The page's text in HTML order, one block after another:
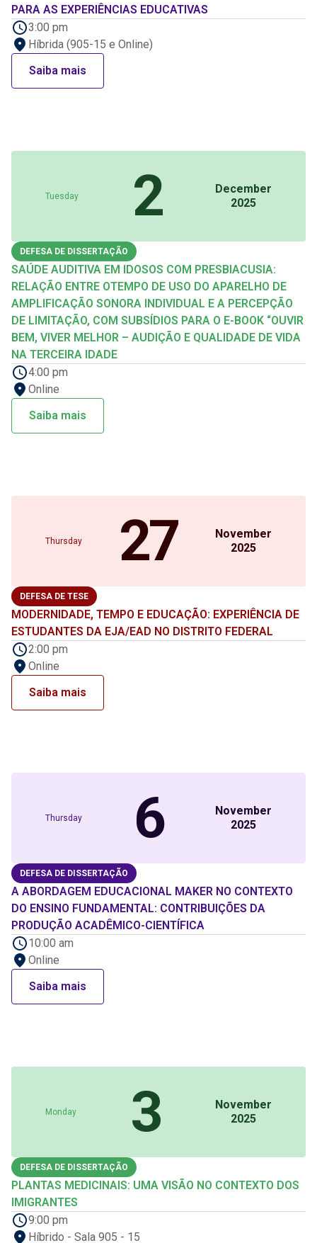
PARA AS EXPERIÊNCIAS EDUCATIVAS
3:00 pm
Híbrida (905-15 e Online)
Saiba mais
Tuesday 2
December
2025
DEFESA DE DISSERTAÇÃO
SAÚDE AUDITIVA EM IDOSOS COM PRESBIACUSIA:
RELAÇÃO ENTRE OTEMPO DE USO DO APARELHO DE
AMPLIFICAÇÃO SONORA INDIVIDUAL E A PERCEPÇÃO
DE LIMITAÇÃO, COM SUBSÍDIOS PARA O E-BOOK “OUVIR
BEM, VIVER MELHOR – AUDIÇÃO E QUALIDADE DE VIDA
NA TERCEIRA IDADE
4:00 pm
Online
Saiba mais
Thursday 27
November
2025
DEFESA DE TESE
MODERNIDADE, TEMPO E EDUCAÇÃO: EXPERIÊNCIA DE
ESTUDANTES DA EJA/EAD NO DISTRITO FEDERAL
2:00 pm
Online
Saiba mais
Thursday 6
November
2025
DEFESA DE DISSERTAÇÃO
A ABORDAGEM EDUCACIONAL MAKER NO CONTEXTO
DO ENSINO FUNDAMENTAL: CONTRIBUIÇÕES DA
PRODUÇÃO ACADÊMICO-CIENTÍFICA
10:00 am
Online
Saiba mais
Monday 3
November
2025
DEFESA DE DISSERTAÇÃO
PLANTAS MEDICINAIS: UMA VISÃO NO CONTEXTO DOS
IMIGRANTES
9:00 pm
Híbrido - Sala 905 - 15